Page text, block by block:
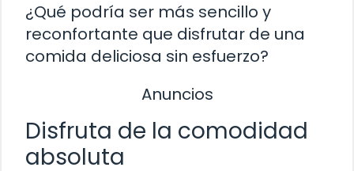
¿Qué podría ser más sencillo y
reconfortante que disfrutar de una
comida deliciosa sin esfuerzo?
Anuncios
Disfruta de la comodidad
absoluta